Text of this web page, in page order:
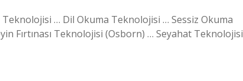
… Dil Okuma Teknolojisi … Sessiz Okuma
Fırtınası Teknolojisi (Osborn) … Seyahat Teknolojisi